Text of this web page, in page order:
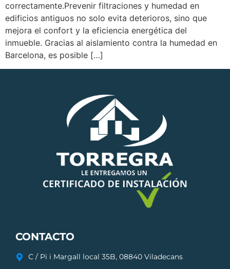
correctamente.Prevenir filtraciones y humedad en
edificios antiguos no solo evita deterioros, sino que
mejora el confort y la eficiencia energética del
inmueble. Gracias al aislamiento contra la humedad en
Barcelona, es posible […]
CONTACTO
C / Pi i Margall local 35B, 08840 Viladecans